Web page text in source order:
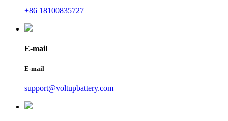
+86 18100835727
E-mail
E-mail
support@voltupbattery.com